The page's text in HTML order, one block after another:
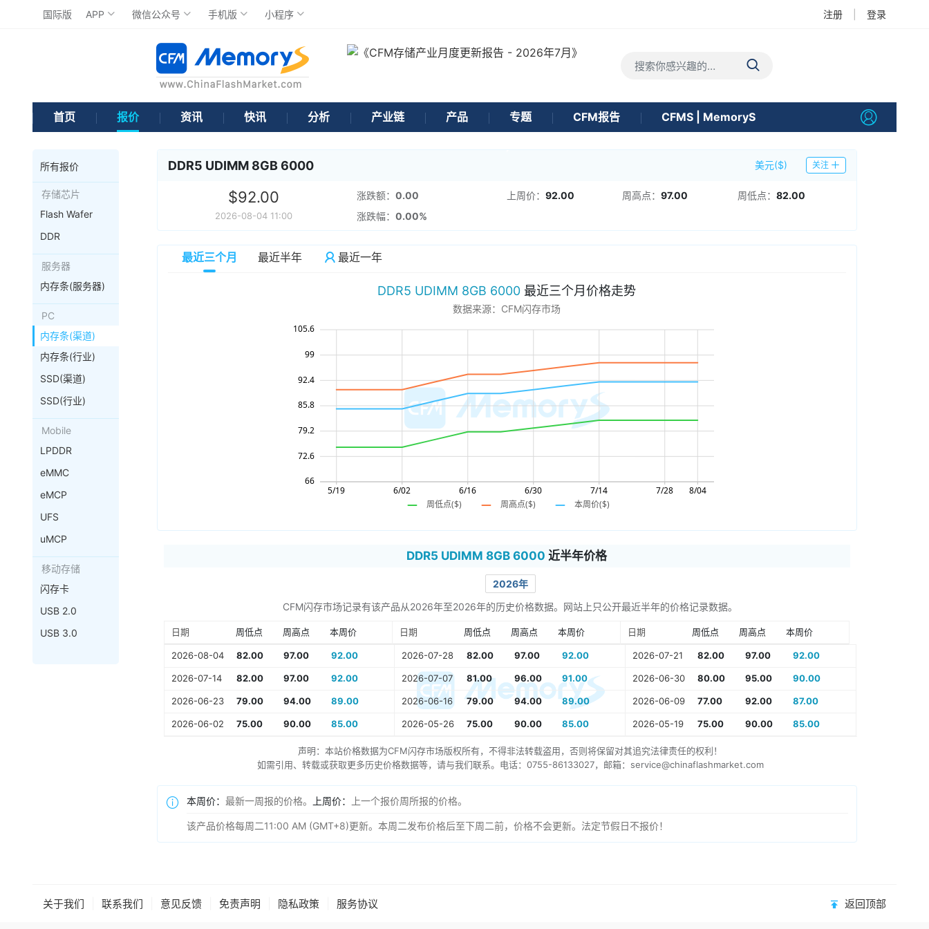
国际版 APP 微信公众号 手机版 小程序 注册 登录
首页 报价 资讯 快讯 分析 产业链 产品 专题 CFM报告 CFMS | MemoryS
所有报价
存储芯片
Flash Wafer
DDR
服务器
内存条(服务器)
PC
内存条(渠道)
内存条(行业)
SSD(渠道)
SSD(行业)
Mobile
LPDDR
eMMC
eMCP
UFS
uMCP
移动存储
闪存卡
USB 2.0
USB 3.0
DDR5 UDIMM 8GB 6000
$92.00
2026-08-04 11:00
涨跌额： 0.00
涨跌幅： 0.00%
美元($) 关注
上周价：92.00 周高点： 97.00 周低点： 82.00
最近三个月 最近半年 最近一年
DDR5 UDIMM 8GB 6000 最近三个月价格走势
数据来源：CFM闪存市场
DDR5 UDIMM 8GB 6000 近半年价格
2026年
CFM闪存市场记录有该产品从2026年至2026年的历史价格数据。网站上只公开最近半年的价格记录数据。
日期 周低点 周高点 本周价 日期 周低点 周高点 本周价 日期 周低点 周高点 本周价
2026-08-04 82.00 97.00 92.00 2026-07-28 82.00 97.00 92.00 2026-07-21 82.00 97.00 92.00
2026-07-14 82.00 97.00 92.00 2026-07-07 81.00 96.00 91.00 2026-06-30 80.00 95.00 90.00
2026-06-23 79.00 94.00 89.00 2026-06-16 79.00 94.00 89.00 2026-06-09 77.00 92.00 87.00
2026-06-02 75.00 90.00 85.00 2026-05-26 75.00 90.00 85.00 2026-05-19 75.00 90.00 85.00
声明：本站价格数据为CFM闪存市场版权所有，不得非法转载盗用，否则将保留对其追究法律责任的权利！
如需引用、转载或获取更多历史价格数据等，请与我们联系。电话：0755-86133027，邮箱：service@chinaflashmarket.com
本周价： 最新一周报的价格。 上周价： 上一个报价周所报的价格。
该产品价格每周二11:00 AM (GMT+8)更新。本周二发布价格后至下周二前，价格不会更新。法定节假日不报价！
关于我们 联系我们 意见反馈 免责声明 隐私政策 服务协议 返回顶部